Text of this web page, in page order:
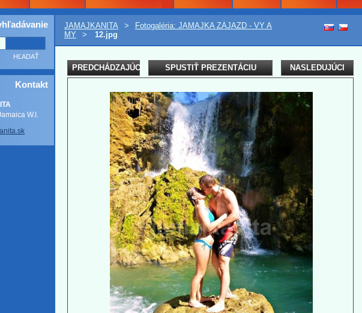
Kontakt
W.I.
.sk
JAMAJKANITA >
Fotogaléria: JAMAJKA ZÁJAZD - VY A
MY
> 12.jpg
PREDCHÁDZAJÚCI SPUSTIŤ PREZENTÁCIU NASLEDUJÚCI